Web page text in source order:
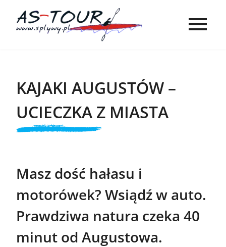
KAJAKI AUGUSTÓW –
UCIECZKA Z MIASTA
Masz dość hałasu i
motorówek? Wsiądź w auto.
Prawdziwa natura czeka 40
minut od Augustowa.